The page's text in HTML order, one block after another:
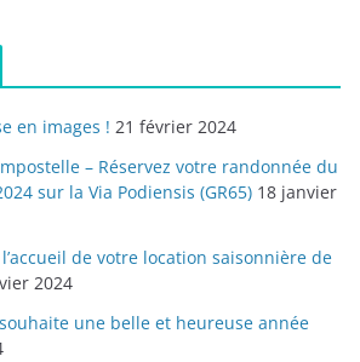
en images ! 21 février 2024
– Réservez votre randonnée du
sur la Via Podiensis (GR65) 18 janvier
de votre location saisonnière de
2024
souhaite une belle et heureuse année